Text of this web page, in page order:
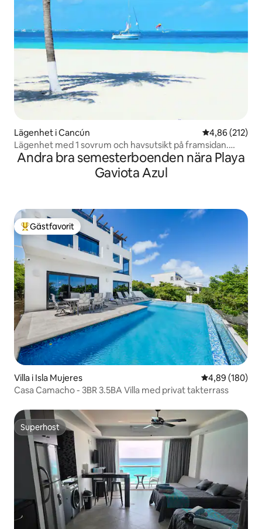
Lägenhet i Cancún 4,86 av 5 i
4,86 (212)
Lägenhet med 1 sovrum och havsutsikt på framsidan.
Bästa stranden, ingen tång
Andra bra semesterboenden nära Playa
Gaviota Azul
Populär gästfavorit
Gästfavorit
Villa i Isla Mujeres 4,89 av 5 i
4,89 (180)
Casa Camacho - 3BR 3.5BA Villa med privat takterrass
Superhost
Superhost